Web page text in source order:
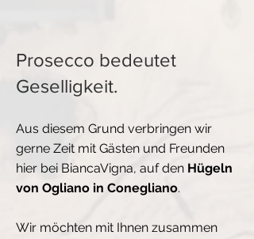
Prosecco bedeutet
Geselligkeit.
Aus diesem Grund verbringen wir
gerne Zeit mit Gästen und Freunden
hier bei BiancaVigna, auf den Hügeln
von Ogliano in Conegliano.
Wir möchten mit Ihnen zusammen